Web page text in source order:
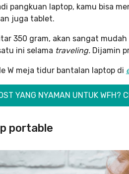
pangkuan laptop, kamu bisa
juga tablet.
350 gram, akan sangat
ini selama traveling. Dijamin
W meja tidur bantalan laptop di
YANG NYAMAN UNTUK WFH?
portable